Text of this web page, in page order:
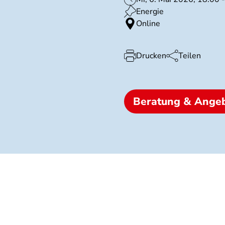
Energie
Online
Drucken Teilen
Beratung &